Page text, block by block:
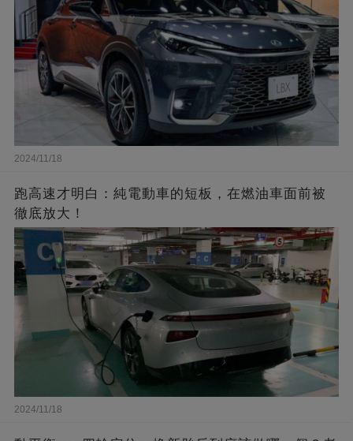
2024/11/18
跑高速才明白：純電動車的短板，在燃油車面前被
徹底放大！
2024/11/18